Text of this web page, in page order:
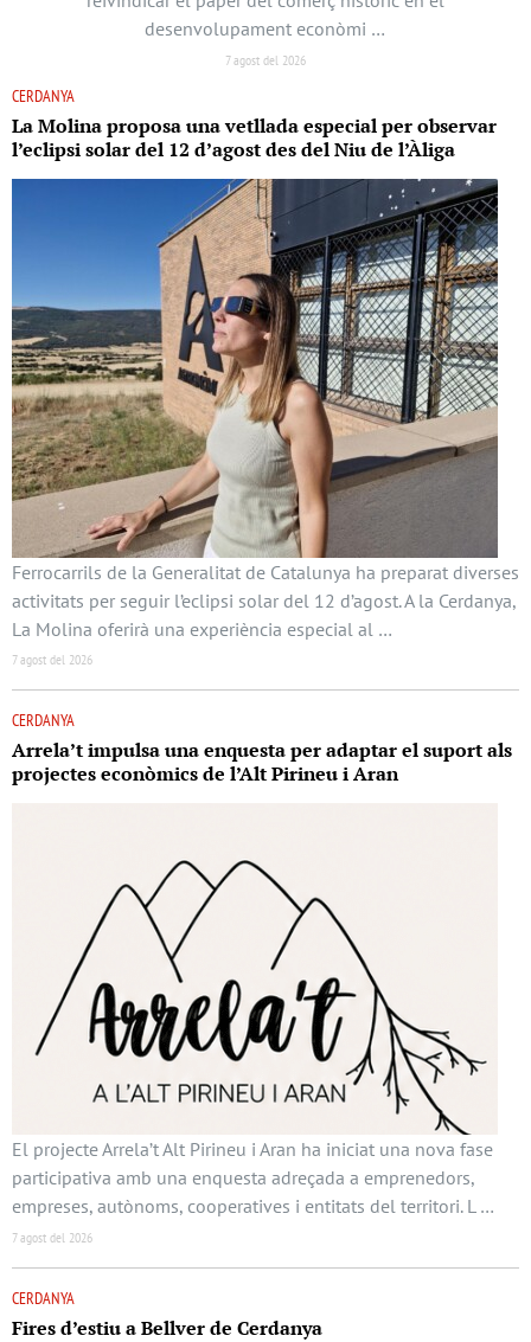
desenvolupament econòmi …
7 agost del 2026
CERDANYA
La Molina proposa una vetllada especial per observar
l’eclipsi solar del 12 d’agost des del Niu de l’Àliga
Ferrocarrils de la Generalitat de Catalunya ha preparat diverses
activitats per seguir l’eclipsi solar del 12 d’agost. A la Cerdanya,
La Molina oferirà una experiència especial al …
7 agost del 2026
CERDANYA
Arrela’t impulsa una enquesta per adaptar el suport als
projectes econòmics de l’Alt Pirineu i Aran
El projecte Arrela’t Alt Pirineu i Aran ha iniciat una nova fase
participativa amb una enquesta adreçada a emprenedors,
empreses, autònoms, cooperatives i entitats del territori. L …
7 agost del 2026
CERDANYA
Fires d’estiu a Bellver de Cerdanya